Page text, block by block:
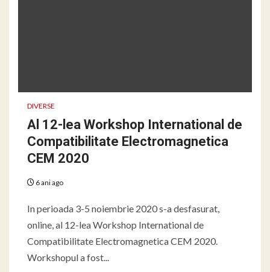
DIVERSE
Al 12-lea Workshop International de
Compatibilitate Electromagnetica
CEM 2020
6 ani ago
In perioada 3-5 noiembrie 2020 s-a desfasurat,
online, al 12-lea Workshop International de
Compatibilitate Electromagnetica CEM 2020.
Workshopul a fost...